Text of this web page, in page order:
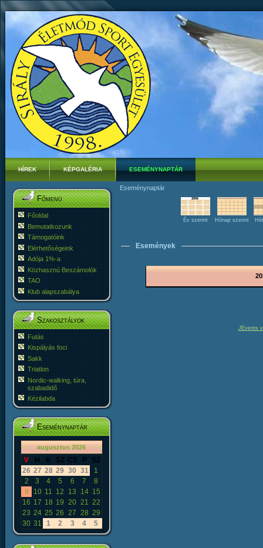
HÍREK KÉPGALÉRIA ESEMÉNYNAPTÁR
Főmenü
Főoldal
Bemutatkozunk
Támogatóink
Elérhetőségeink
Adója 1%-a
Közhasznú Beszámolók
TAO
Klub alapszabálya
Szakosztályok
Futás
Kispályás foci
Sakk
Triatlon
Nordic-walking, túra,
szabadidő
Kézilabda
Eseménynaptár
«< augusztus 2026 >»
V H K SZ CS P
SZ
26 27 28 29 30 31
1
2
3 4 5 6 7
8
9
10 11 12 13 14 15
16 17 18 19 20 21 22
23 24 25 26 27 28 29
30 31 1 2 3 4 5
Eseménynaptár
Év szerint Hónap szerint
Események
JEvents